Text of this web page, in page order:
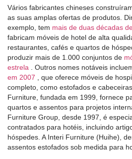
Vários fabricantes chineses
as suas amplas ofertas de produtos.
exemplo, tem mais de duas décadas
fabricam móveis de hotel de alta
restaurantes, cafés e quartos de
produzir mais de 1.000 conjuntos de
estrela . Outros nomes notáveis
em 2007 , que oferece móveis de
completo, como estofados e
Furniture, fundada em 1999, fornece
quartos e assentos para projetos
Furniture Group, desde 1997, é
contratados para hotéis, incluindo
hóspedes. A Interi Furniture (Huihe),
assentos estofados sob medida para